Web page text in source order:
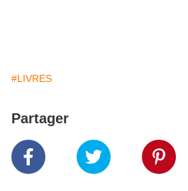
#LIVRES
Partager